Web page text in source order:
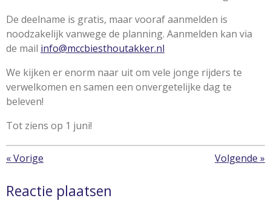
De deelname is gratis, maar vooraf aanmelden is
noodzakelijk vanwege de planning. Aanmelden kan via
de mail info@mccbiesthoutakker.nl
We kijken er enorm naar uit om vele jonge rijders te
verwelkomen en samen een onvergetelijke dag te
beleven!
Tot ziens op 1 juni!
«Vorige Volgende »
Reactie plaatsen